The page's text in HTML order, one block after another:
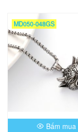
MD050-048GS
Bấm mua